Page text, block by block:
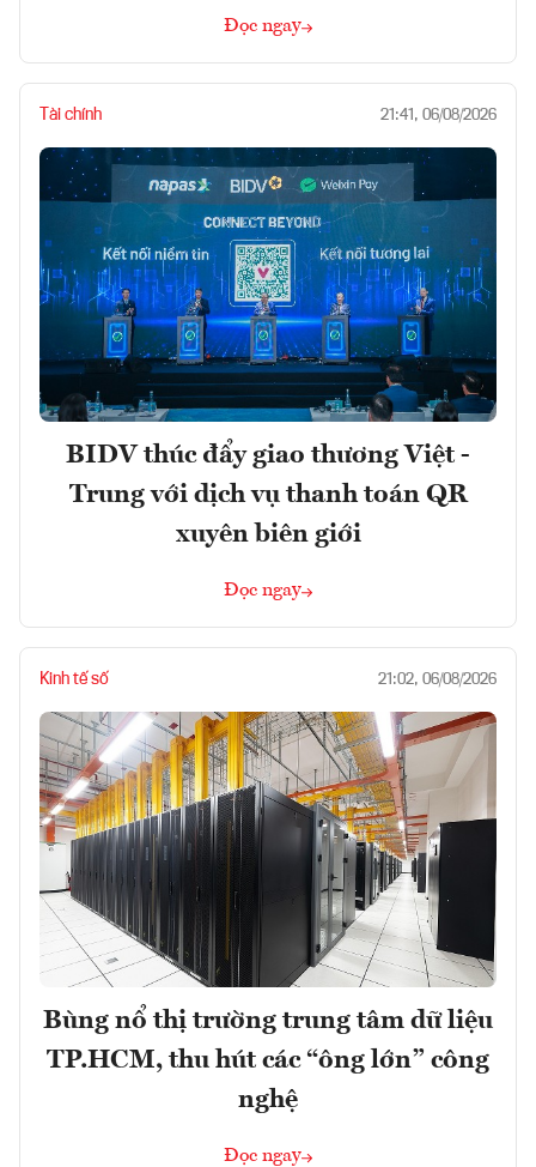
Đọc ngay
Tài chính 21:41, 06/08/2026
BIDV thúc đẩy giao thương Việt -
Trung với dịch vụ thanh toán QR
xuyên biên giới
Đọc ngay
Kinh tế số 21:02, 06/08/2026
Bùng nổ thị trường trung tâm dữ liệu
TP.HCM, thu hút các “ông lớn” công
nghệ
Đọc ngay